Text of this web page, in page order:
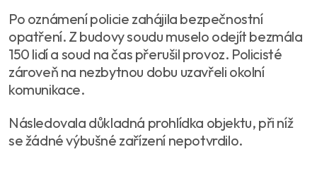
Po oznámení policie zahájila bezpečnostní
opatření. Z budovy soudu muselo odejít bezmála
150 lidí a soud na čas přerušil provoz. Policisté
zároveň na nezbytnou dobu uzavřeli okolní
komunikace.
Následovala důkladná prohlídka objektu, při níž
se žádné výbušné zařízení nepotvrdilo.